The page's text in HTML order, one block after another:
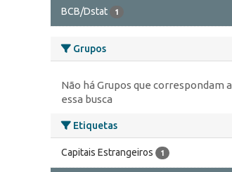
BCB/Dstat 1
Grupos
Não há Grupos que correspondam a
essa busca
Etiquetas
Capitais Estrangeiros 1